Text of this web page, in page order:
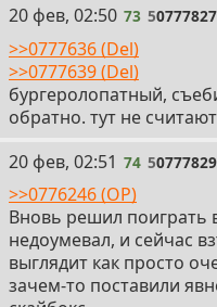
73
20 фев, 02:50 73 50777827
>>0777636 (Del)
>>0777639 (Del)
бургеролопатный,
обратно. тут не
74
20 фев, 02:51 74 50777829
>>0776246 (OP)
Вновь решил поиграть
недоумевал, и сейчас
выглядит как просто
зачем-то поставили